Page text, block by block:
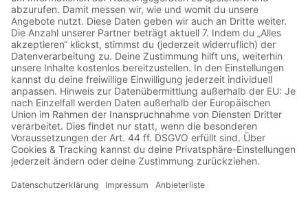
00:59:34
Der Vaduzer Sportchef über seine FCA-Vergangenheit und
das Duell gegen Vaduz Vaduz und Aarau liefern sich diese
Saison einen epischen Kampf um den Aufstieg. Für den
Erfolg in Liechtenstein ist auch Sportchef Franz Burgmeier
verantwortlich. Das FCV-Urgestein spielte 2005/06 auch für
den FCA - also noch in der Ära der «Unabsteigbaren». Über
diese Zeit, das kommende Direktduell im Brügglifeld und
noch viel mehr reden wir in dieser Folge.
Taka